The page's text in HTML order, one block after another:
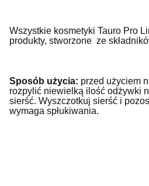
Wszystkie kosmetyki Tauro Pro
produkty, stworzone ze
Sposób użycia: przed użyciem
rozpylić niewielką ilość odżywki
sierść. Wyszczotkuj sierść i
wymaga spłukiwania.